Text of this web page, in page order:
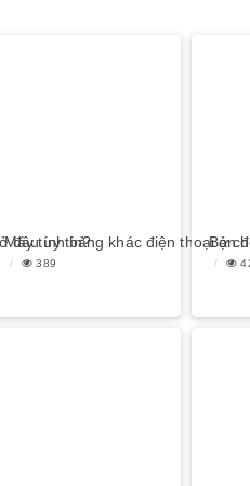
đâu uy tín?
Máy tính bảng khác điện thoại ở
389
Bạn